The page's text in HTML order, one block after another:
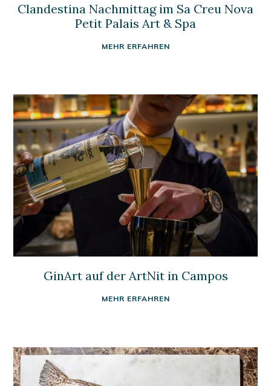
Clandestina Nachmittag im Sa Creu Nova
Petit Palais Art & Spa
MEHR ERFAHREN
GinArt auf der ArtNit in Campos
MEHR ERFAHREN